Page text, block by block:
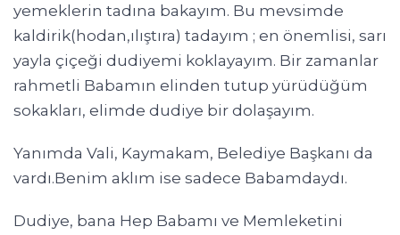
yemeklerin tadına bakayım. Bu mevsimde
kaldirik(hodan,ılıştıra) tadayım ; en önemlisi, sarı
yayla çiçeği dudiyemi koklayayım. Bir zamanlar
rahmetli Babamın elinden tutup yürüdüğüm
sokakları, elimde dudiye bir dolaşayım.
Yanımda Vali, Kaymakam, Belediye Başkanı da
vardı.Benim aklım ise sadece Babamdaydı.
Dudiye, bana Hep Babamı ve Memleketini